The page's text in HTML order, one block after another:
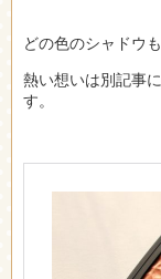
どの色のシャドウ
熱い想いは別記事
す。